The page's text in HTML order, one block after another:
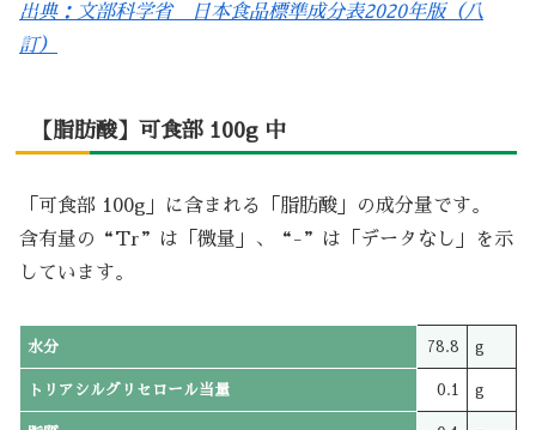
出典：文部科学省 日本食品標準成分表2020年版（八
訂）
【脂肪酸】可食部 100g 中
「可食部 100g」に含まれる「脂肪酸」の成分量です。
含有量の“Tr”は「微量」、“-”は「データなし」を示
しています。
水分 78.8 g
トリアシルグリセロール当量 0.1 g